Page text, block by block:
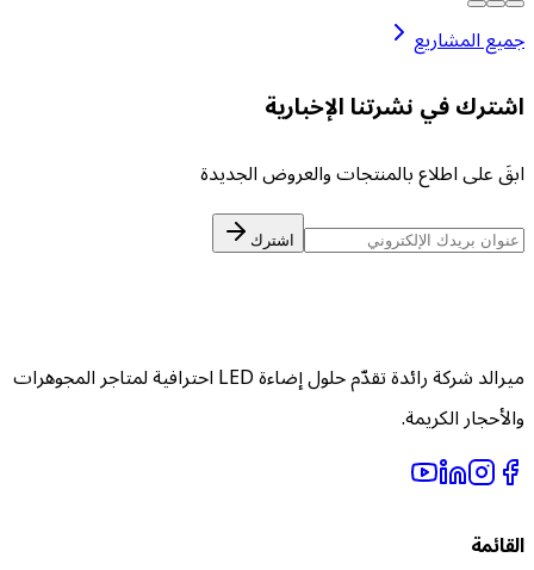
المشاريع
في نشرتنا الإخبارية
على اطلاع بالمنتجات والعروض الجديدة
اشترك
ميرالد شركة رائدة تقدّم حلول إضاءة LED احترافية لمتاجر المجوهرات
الكريمة.